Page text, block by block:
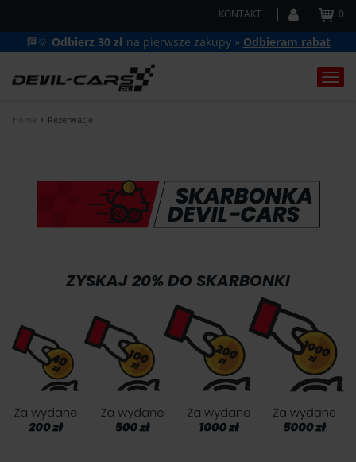
KONTAKT 0
🏁🔆 Odbierz 30 zł na pierwsze zakupy » Odbieram rabat
Home Rezerwacje
ZYSKAJ 20% DO SKARBONKI